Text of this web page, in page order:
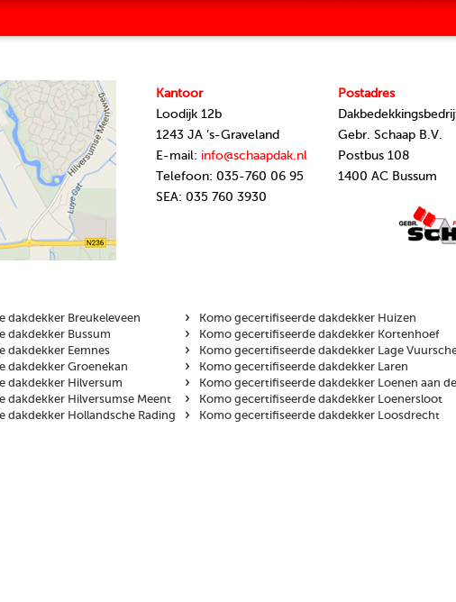
Kantoor
Loodijk 12b
1243 JA ’s-Graveland
E-mail: info@schaapdak.nl
Telefoon: 035-760 06 95
SEA: 035 760 3930
Postadres
Gebr. Schaap B.V.
Postbus 108
1400 AC Bussum
dakdekker Breukeleveen
dakdekker Bussum
dakdekker Eemnes
dakdekker Groenekan
dakdekker Hilversum
dakdekker Hilversumse Meent
dakdekker Hollandsche Rading
› Komo gecertifiseerde dakdekker Huizen
› Komo gecertifiseerde dakdekker Kortenhoef
› Komo gecertifiseerde dakdekker Lage
› Komo gecertifiseerde dakdekker Laren
› Komo gecertifiseerde dakdekker Loenen aan
› Komo gecertifiseerde dakdekker Loenersloot
› Komo gecertifiseerde dakdekker Loosdrecht